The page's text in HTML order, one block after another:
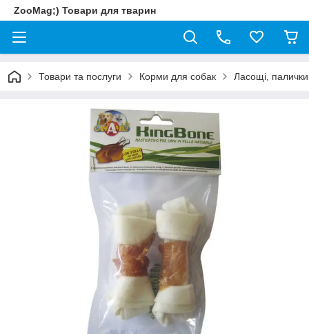
ZooMag;) Товари для тварин
Товари та послуги Корми для собак Ласощі,